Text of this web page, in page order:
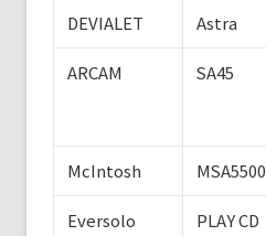
DEVIALET Astra
ARCAM SA45
McIntosh MSA5500
Eversolo
PLAY CD